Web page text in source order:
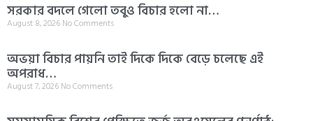
সরকার বদলে গেলো তবুও বিচার হলো না…
August 8, 2026 No Comments
অভয়া বিচার পায়নি তাই দিকে দিকে বেড়ে চলেছে এই
অপরাধ…
August 7, 2026 No Comments